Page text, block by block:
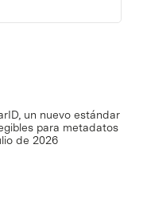
un nuevo estándar
para metadatos
de 2026